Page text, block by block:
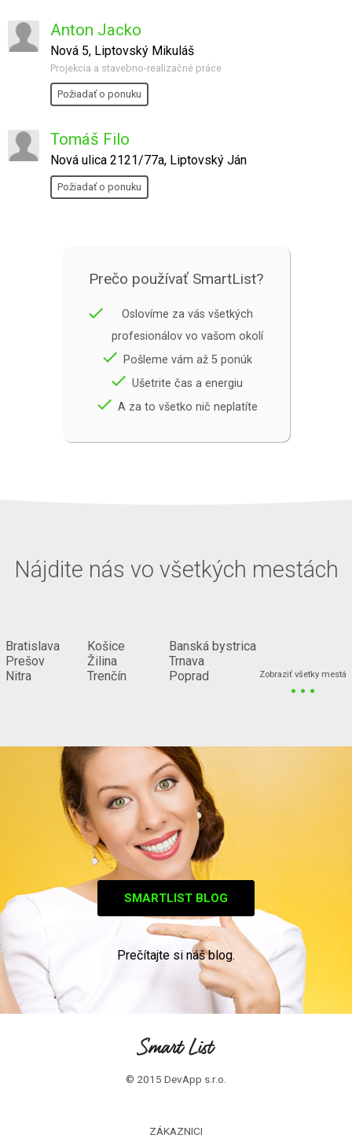
Anton Jacko
Nová 5, Liptovský Mikuláš
Projekcia a stavebno-realizačné práce
Požiadať o ponuku
Tomáš Filo
Nová ulica 2121/77a, Liptovský Ján
Požiadať o ponuku
Prečo používať SmartList?
done
Oslovíme za vás všetkých
profesionálov vo vašom okolí
done Pošleme vám až 5 ponúk
done Ušetrite čas a energiu
done A za to všetko nič neplatíte
Nájdite nás vo všetkých mestách
Bratislava
Prešov
Nitra
Košice
Žilina
Trenčín
Banská bystrica
Trnava
Poprad
Zobraziť všetky mestá
...
SMARTLIST BLOG
Prečítajte si náš blog.
© 2015 DevApp s.r.o.
ZÁKAZNICI